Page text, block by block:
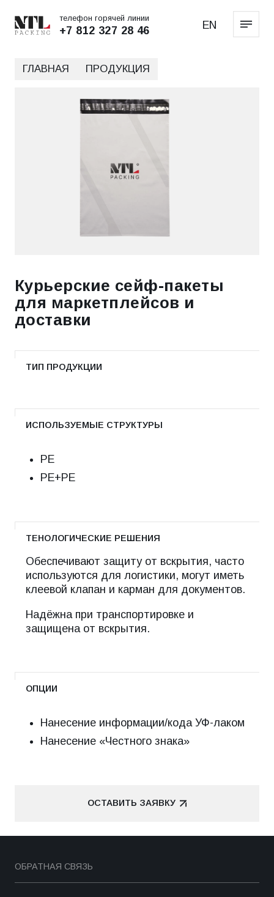
телефон горячей линии
+7 812 327 28 46 EN
Курьерские сейф-пакеты
для маркетплейсов и
доставки
ТИП ПРОДУКЦИИ
ИСПОЛЬЗУЕМЫЕ СТРУКТУРЫ
РЕ
РЕ+РЕ
ТЕНОЛОГИЧЕСКИЕ РЕШЕНИЯ
Обеспечивают защиту от вскрытия, часто
используются для логистики, могут иметь
клеевой клапан и карман для документов.
Надёжна при транспортировке и
защищена от вскрытия.
ОПЦИИ
Нанесение информации/кода УФ-лаком
Нанесение «Честного знака»
ОСТАВИТЬ ЗАЯВКУ
ГЛАВНАЯ ПРОДУКЦИЯ
ОБРАТНАЯ СВЯЗЬ